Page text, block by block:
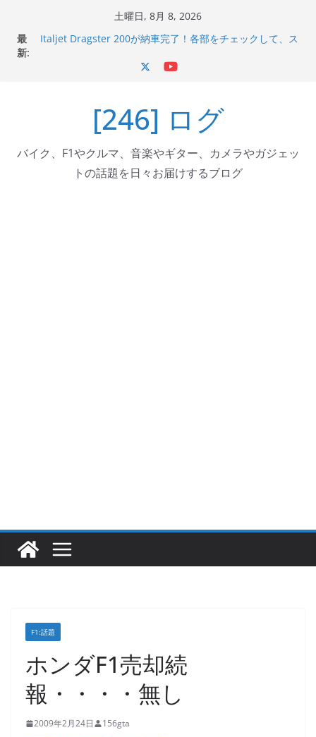
土曜日, 8月 8, 2026
最
新:
Italjet Dragster 200が納車完了！各部をチェックして、ス
器エフェクターが返礼品でもらえる！
Italjet Dragster 200のフロントISSサスの動きが判ったら
コーナリングが楽しくなった
[246] ログ
バイク、F1やクルマ、音楽やギター、カメラやガジェッ
トの話題を日々お届けするブログ
F1:話題
ホンダF1売却続
報・・・・無し
2009年2月24日 156gta